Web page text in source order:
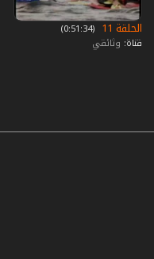
الحلقة 11
‏ (0:51:34)
قناة: وثائقي